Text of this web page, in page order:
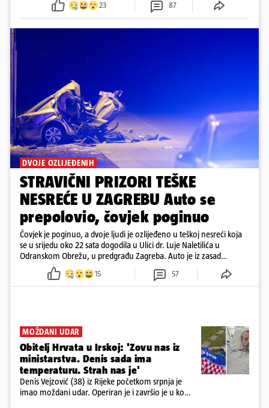
23 87
DVOJE OZLIJEĐENIH
STRAVIČNI PRIZORI TEŠKE
NESREĆE U ZAGREBU Auto se
prepolovio, čovjek poginuo
Čovjek je poginuo, a dvoje ljudi je ozlijeđeno u teškoj nesreći koja
se u srijedu oko 22 sata dogodila u Ulici dr. Luje Naletilića u
Odranskom Obrežu, u predgrađu Zagreba. Auto je iz zasad
neutvrđenih razloga sletio s kolnika, a od siline udara vozilo se
prepolovilo.
15 57
MOŽDANI UDAR
Obitelj Hrvata u Irskoj: 'Zovu nas iz
ministarstva. Denis sada ima
temperaturu. Strah nas je'
Denis Vejzović (38) iz Rijeke početkom srpnja je
imao moždani udar. Operiran je i završio je u komi.